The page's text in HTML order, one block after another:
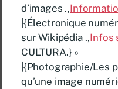
d’images .,
|{Électronique
sur Wikipédia .,Infos
CULTURA.} »
|{Photographie/Les
qu’une image